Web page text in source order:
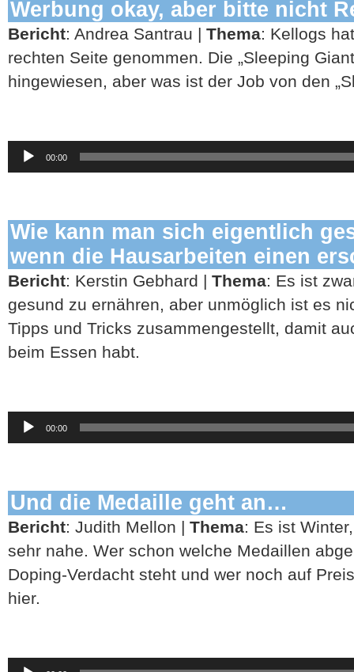
Werbung okay, aber bitte nicht
Bericht: Andrea Santrau | Thema: Kellogs
rechten Seite genommen. Die „Sleeping
hingewiesen, aber was ist der Job von den
Audio-
Player
00:00
Wie kann man sich eigentlich
wenn die Hausarbeiten einen
Bericht: Kerstin Gebhard | Thema: Es ist
gesund zu ernähren, aber unmöglich ist es
Tipps und Tricks zusammengestellt, damit
beim Essen habt.
Audio-
Player
00:00
Und die Medaille geht an…
Bericht: Judith Mellon | Thema: Es ist
sehr nahe. Wer schon welche Medaillen
Doping-Verdacht steht und wer noch auf
hier.
Audio-